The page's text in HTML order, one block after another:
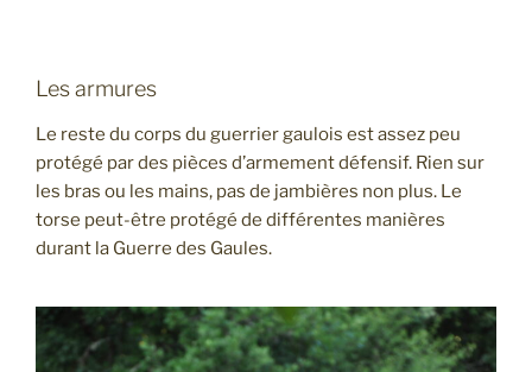
Les armures
Le reste du corps du guerrier gaulois est assez peu
protégé par des pièces d’armement défensif. Rien sur
les bras ou les mains, pas de jambières non plus. Le
torse peut-être protégé de différentes manières
durant la Guerre des Gaules.